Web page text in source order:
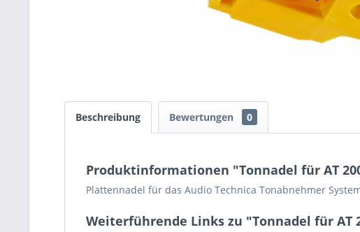
Beschreibung Bewertungen 0
Produktinformationen "Tonnadel für AT
Plattennadel für das Audio Technica Tonabnehmer
Weiterführende Links zu "Tonnadel für AT